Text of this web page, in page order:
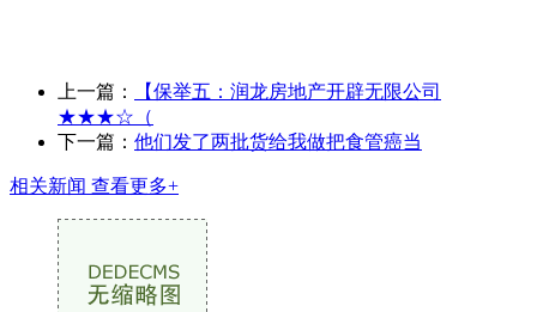
上一篇：
【保举五：润龙房地产开辟无限公司
★★★☆（
下一篇： 他们发了两批货给我做把食管癌当
相关新闻 查看更多+